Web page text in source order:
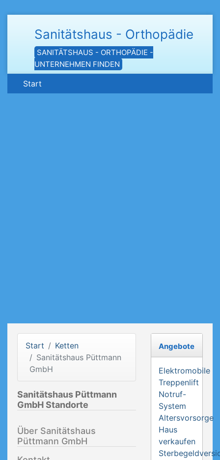
Sanitätshaus - Orthopädie
SANITÄTSHAUS - ORTHOPÄDIE -
UNTERNEHMEN FINDEN
Start
Start
Ketten
Sanitätshaus Püttmann
GmbH
Sanitätshaus Püttmann
GmbH Standorte
Über Sanitätshaus
Püttmann GmbH
Angebote
Elektromobile
Treppenlift
Notruf-
System
Altersvorsorge
Haus
verkaufen